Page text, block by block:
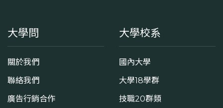
大學問
關於我們
聯絡我們
廣告行銷合作
大學校系
國內大學
大學18學群
技職20群類